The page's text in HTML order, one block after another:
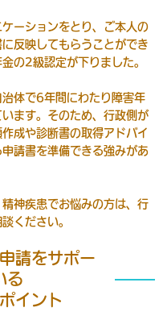
ーションをとり、ご本人の
反映してもらうことができ
の2級認定が下りました。
体で6年間にわたり障害年
ます。そのため、行政側が
成や診断書の取得アドバイ
請書を準備できる強みがあ
神疾患でお悩みの方は、行
ください。
請をサポー
る
イント